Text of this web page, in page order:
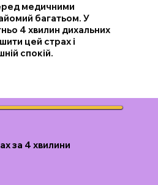
медичними
багатьом. У
4 хвилин дихальних
цей страх і
спокій.
за 4 хвилини